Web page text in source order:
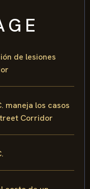
de lesiones
maneja los casos
Corridor